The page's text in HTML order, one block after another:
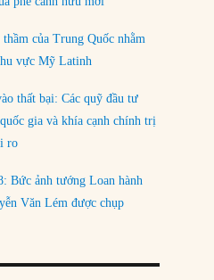
của Trung Quốc nhằm
vực Mỹ Latinh
thất bại: Các quỹ đầu tư
gia và khía cạnh chính trị
ro
Bức ảnh tướng Loan hành
Văn Lém được chụp